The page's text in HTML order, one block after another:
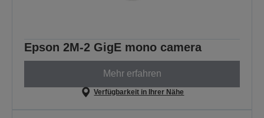
Epson 2M-2 GigE mono camera
Mehr erfahren
Verfügbarkeit in Ihrer Nähe